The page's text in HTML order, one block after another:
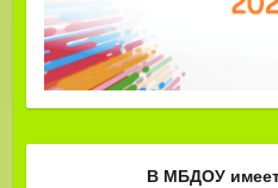
В МБДОУ